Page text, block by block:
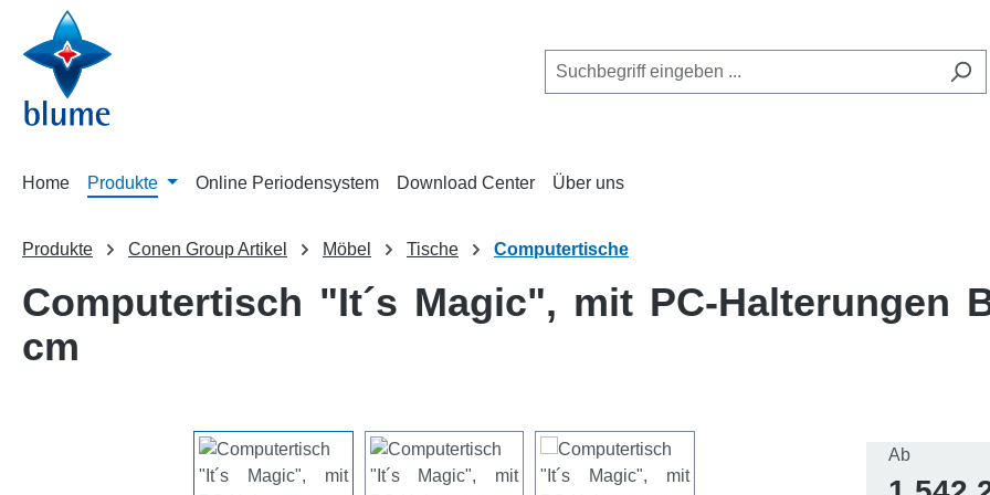
Hauptinhalt springen
Zur Suche springen
Zur Hauptnavigation springen
Home Produkte Online Periodensystem Download Center Über uns
Produkte Conen Group Artikel Möbel Tische Computertische
Computertisch "It´s Magic", mit PC-Halterungen
cm
Bildergalerie überspringen
AbRegulärer